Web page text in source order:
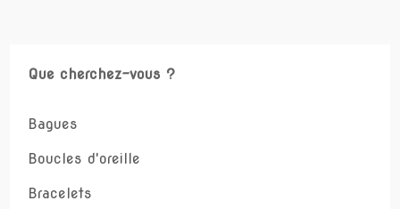
Que cherchez-vous ?
Bagues
Boucles d'oreille
Bracelets